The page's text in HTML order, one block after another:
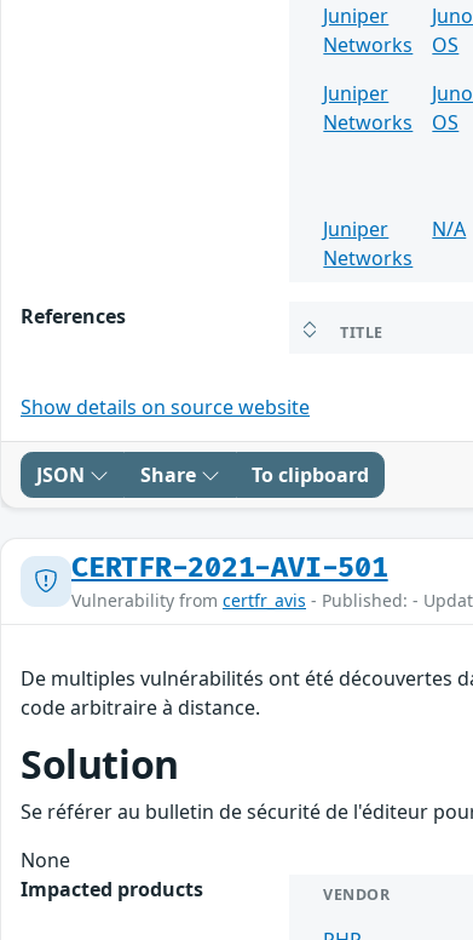
Juniper
Networks
OS
Juniper
Networks
OS
Juniper
Networks
N/A
References
TITLE
Show details on source website
JSON Share To clipboard
CERTFR-2021-AVI-501
Vulnerability from certfr_avis - Published: -
De multiples vulnérabilités ont été découvertes
code arbitraire à distance.
Solution
Se référer au bulletin de sécurité de l'éditeur
None
Impacted products
VENDOR